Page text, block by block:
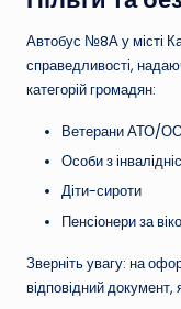
Автобус №8А у місті
справедливості,
категорій громадян:
Ветерани АТО/
Особи з
Діти-сироти
Пенсіонери за
Зверніть увагу: на
відповідний документ,